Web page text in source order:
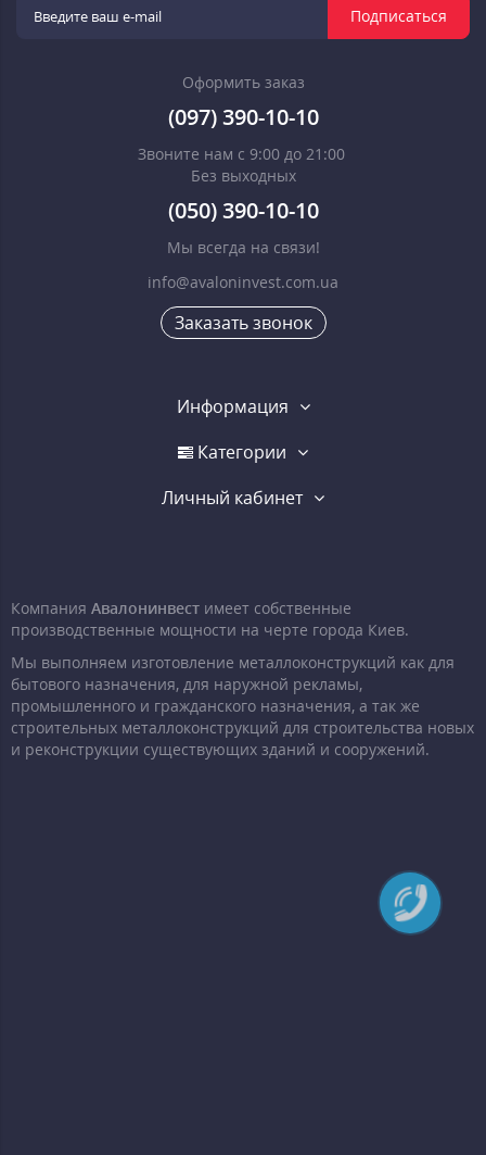
Подписаться
Оформить заказ
(097) 390-10-10
Звоните нам с 9:00 до 21:00
Без выходных
(050) 390-10-10
Мы всегда на связи!
info@avaloninvest.com.ua
Заказать звонок
Информация
Категории
Личный кабинет
Компания Авалонинвест имеет собственные
производственные мощности на черте города Киев.
Мы выполняем изготовление металлоконструкций как для
бытового назначения, для наружной рекламы,
промышленного и гражданского назначения, а так же
строительных металлоконструкций для строительства новых
и реконструкции существующих зданий и сооружений.